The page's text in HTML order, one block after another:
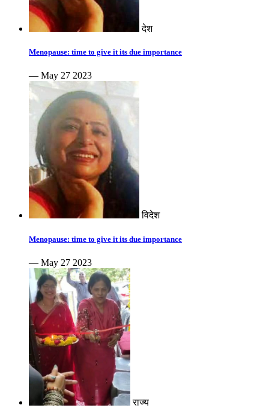
देश
Menopause: time to give it its due importance
— May 27 2023
विदेश
Menopause: time to give it its due importance
— May 27 2023
राज्य